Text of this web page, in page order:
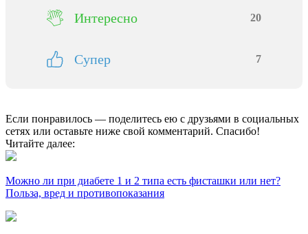
Интересно 20
Супер 7
Если понравилось — поделитесь ею с друзьями в социальных
сетях или оставьте ниже свой комментарий. Спасибо!
Читайте далее:
Можно ли при диабете 1 и 2 типа есть фисташки или нет?
Польза, вред и противопоказания